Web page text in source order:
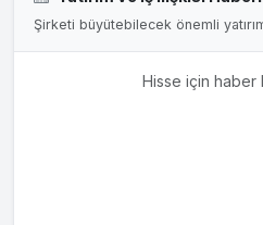
Şirketi büyütebilecek önemli
Hisse için haber